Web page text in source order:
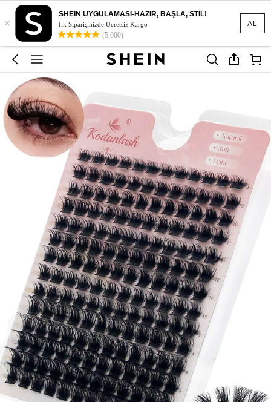
AL
×
SHEIN UYGULAMASI-HAZIR, BAŞLA, STİL!
İlk Siparişinizde Ücretsiz Kargo
(5,000)